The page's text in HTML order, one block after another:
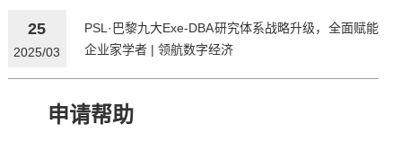
25
2025/03
PSL·巴黎九大Exe-DBA研究体系战略升级，全面赋能
企业家学者 | 领航数字经济
申请帮助